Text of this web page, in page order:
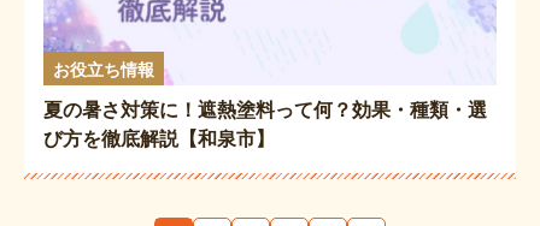
お役立ち情報
夏の暑さ対策に！遮熱塗料って何？効果・種類・選
び方を徹底解説【和泉市】